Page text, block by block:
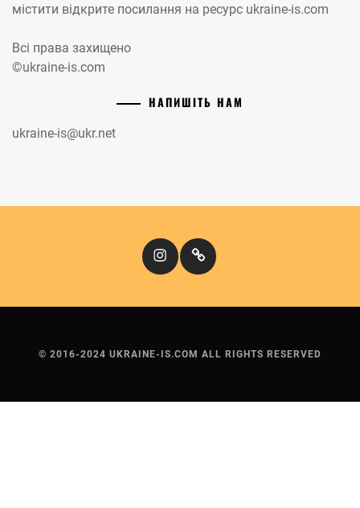
містити відкрите посилання на ресурс ukraine-is.com
Всі права захищено
©ukraine-is.com
НАПИШІТЬ НАМ
ukraine-is@ukr.net
InstagramКіномандри
© 2016-2024 UKRAINE-IS.COM ALL RIGHTS RESERVED